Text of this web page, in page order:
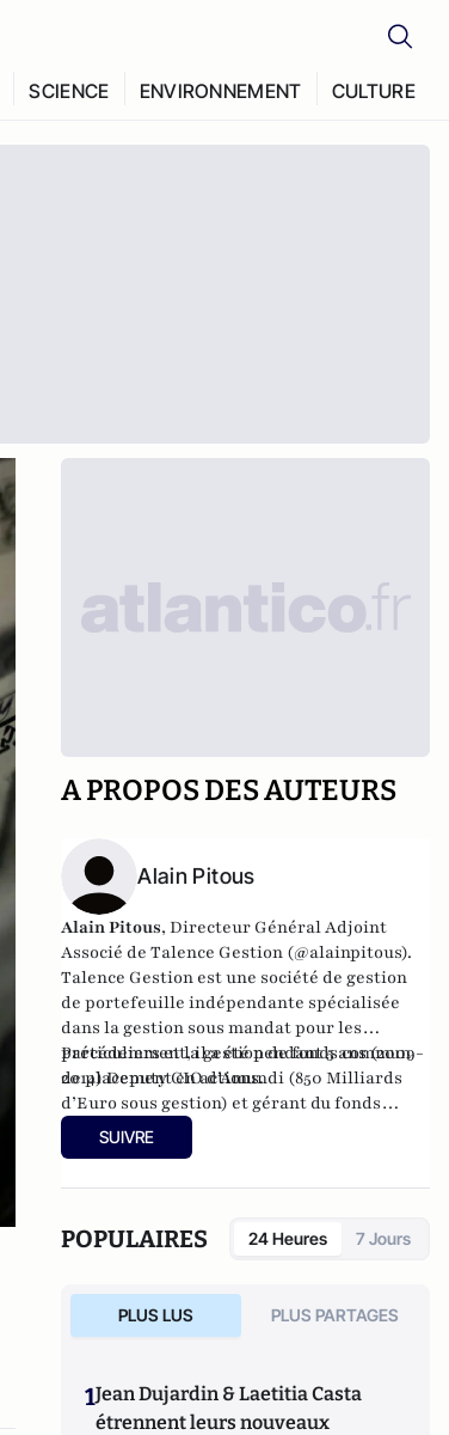
SCIENCE ENVIRONNEMENT CULTURE
A PROPOS DES AUTEURS
Alain Pitous
Alain Pitous, Directeur Général Adjoint
Associé deTalence Gestion (@alainpitous).
Talence Gestion est une société de gestion
de portefeuille indépendante spécialisée
dans la gestion sous mandat pour les
particuliers et la gestion de fonds commun
de placement en actions.
Précédemment, il a été pendant 5 ans (2009-
2014) Deputy CIO d’Amundi (850 Milliards
d’Euro sous gestion) et gérant du fonds
Amundi Patrimoine de 2012 à juillet 2014.
SUIVRE
POPULAIRES 24 Heures 7 Jours
PLUS LUS PLUS PARTAGES
1Jean Dujardin & Laetitia Casta
étrennent leurs nouveaux